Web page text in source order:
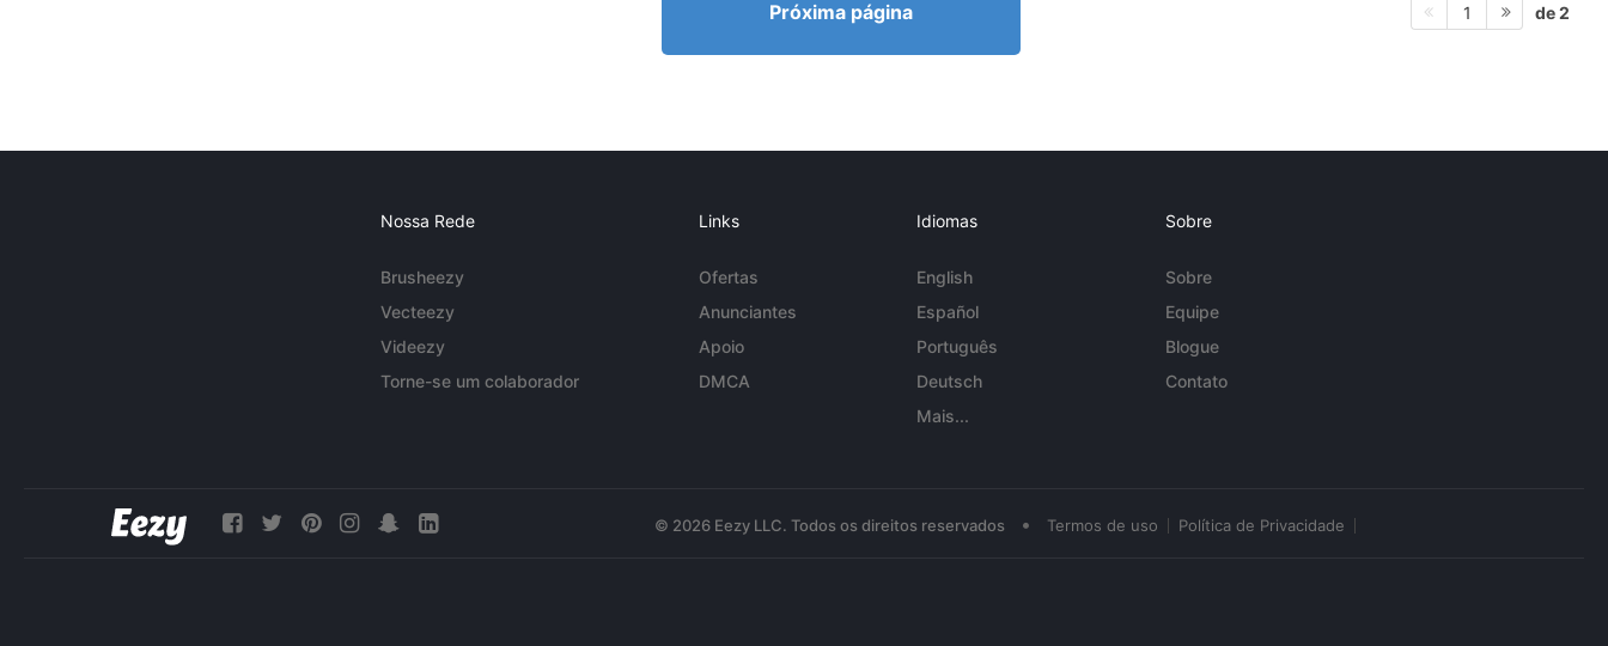
Próxima página 1 de 2
Nossa Rede
Brusheezy
Vecteezy
Videezy
Torne-se um colaborador
Links
Ofertas
Anunciantes
Apoio
DMCA
Idiomas
English
Español
Português
Deutsch
Mais...
Sobre
Sobre
Equipe
Blogue
Contato
© 2026 Eezy LLC. Todos os direitos reservados • Termos de uso Política de Privacidade